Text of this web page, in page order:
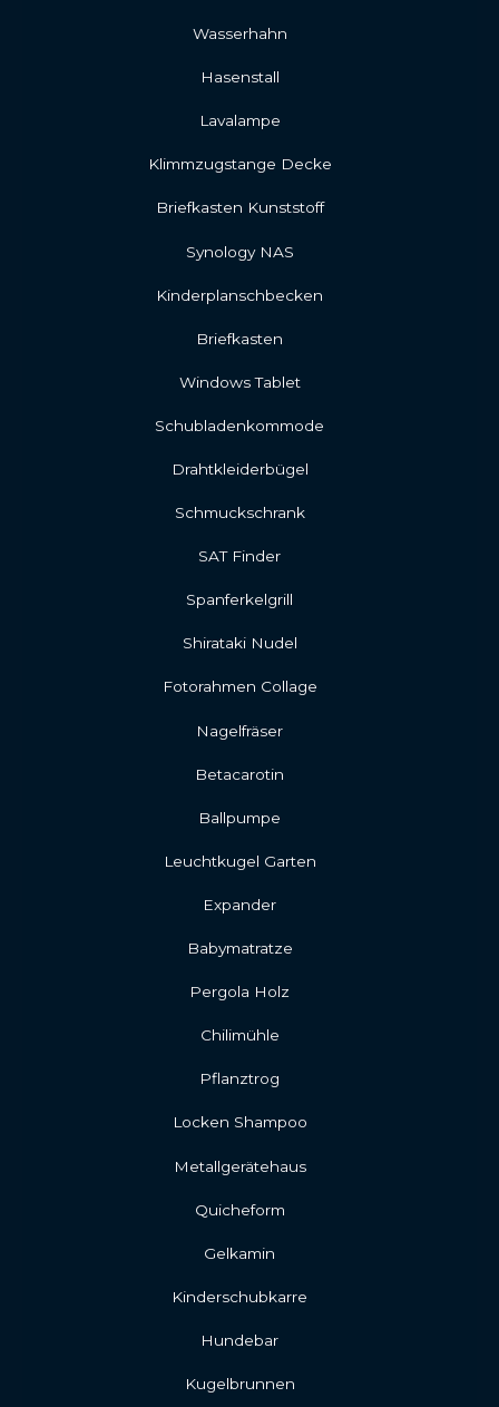
Wasserhahn
Hasenstall
Lavalampe
Klimmzugstange Decke
Briefkasten Kunststoff
Synology NAS
Kinderplanschbecken
Briefkasten
Windows Tablet
Schubladenkommode
Drahtkleiderbügel
Schmuckschrank
SAT Finder
Spanferkelgrill
Shirataki Nudel
Fotorahmen Collage
Nagelfräser
Betacarotin
Ballpumpe
Leuchtkugel Garten
Expander
Babymatratze
Pergola Holz
Chilimühle
Pflanztrog
Locken Shampoo
Metallgerätehaus
Quicheform
Gelkamin
Kinderschubkarre
Hundebar
Kugelbrunnen